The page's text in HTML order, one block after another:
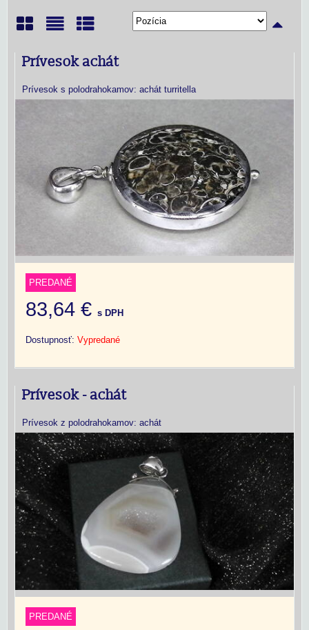
MriežkaZoznamTabuľka
Prívesok achát
Prívesok s polodrahokamov: achát turritella
PREDANÉ
83,64 € s DPH
Dostupnosť: Vypredané
Prívesok - achát
Prívesok z polodrahokamov: achát
PREDANÉ